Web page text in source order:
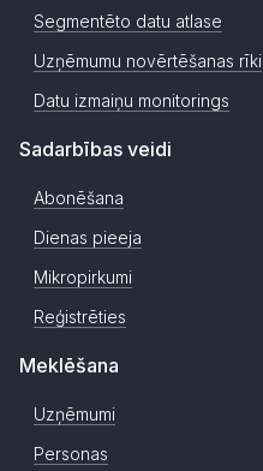
Segmentēto datu atlase
Uzņēmumu novērtēšanas rīki
Datu izmaiņu monitorings
Sadarbības veidi
Abonēšana
Dienas pieeja
Mikropirkumi
Reģistrēties
Meklēšana
Uzņēmumi
Personas